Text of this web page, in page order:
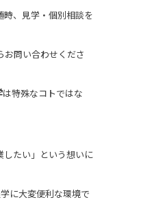
、見学・個別相談を
お問い合わせくださ
は特殊なコトではな
したい」という想いに
に大変便利な環境で